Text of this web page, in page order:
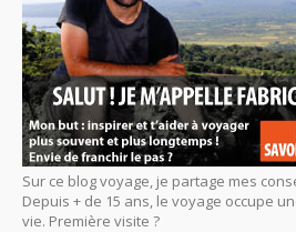
Sur ce blog voyage, je partage mes
Depuis + de 15 ans, le voyage occupe
vie. Première visite ?